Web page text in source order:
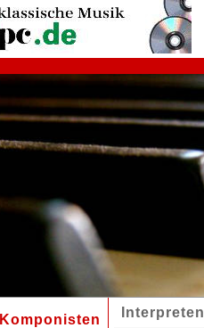
Komponisten Interpreten